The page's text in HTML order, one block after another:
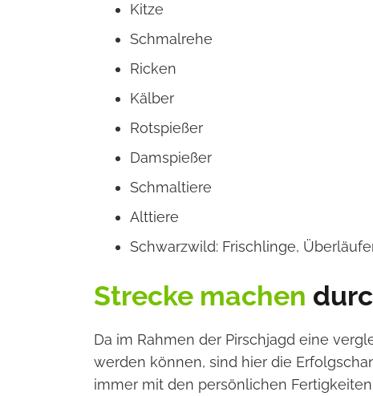
Kitze
Schmalrehe
Ricken
Kälber
Rotspießer
Damspießer
Schmaltiere
Alttiere
Schwarzwild: Frischlinge,
Strecke machen
Da im Rahmen der Pirschjagd eine
werden können, sind hier die
immer mit den persönlichen